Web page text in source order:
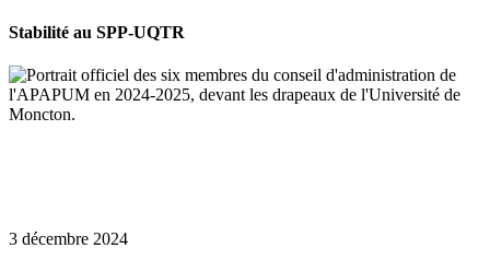
Stabilité au SPP-UQTR
3 décembre 2024